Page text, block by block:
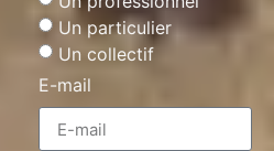
Un particulier
Un collectif
E-mail